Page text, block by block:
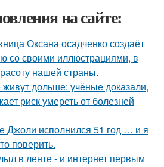
на сайте:
Оксана осадченко создаёт
со своими иллюстрациями, в
нашей страны.
дольше: учёные доказали,
риск умереть от болезней
Джоли исполнился 51 год … и я
поверить.
в ленте - и интернет первым